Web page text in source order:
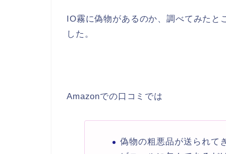
IO霧に偽物があるのか、調べてみた
した。
Amazonでの口コミでは
偽物の粗悪品が送られて